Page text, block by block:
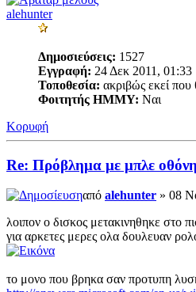
alehunter
Δημοσιεύσεις: 1527
Εγγραφή: 24 Δεκ 2011, 01:33
Τοποθεσία: ακριβώς εκεί που
Φοιτητής ΗΜΜΥ: Ναι
Κορυφή
Re: Πρόβλημα με μπλε
από alehunter » 08
λοιπον ο δισκος μετακινηθηκε στο
για αρκετες μερες ολα δουλευαν
το μονο που βρηκα σαν προτυπη